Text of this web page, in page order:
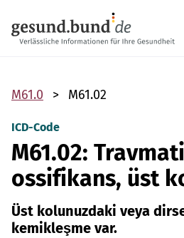
M61.0 M61.02
ICD-Code
M61.02:
ossifikans, üst
Üst kolunuzdaki veya
kemikleşme var.